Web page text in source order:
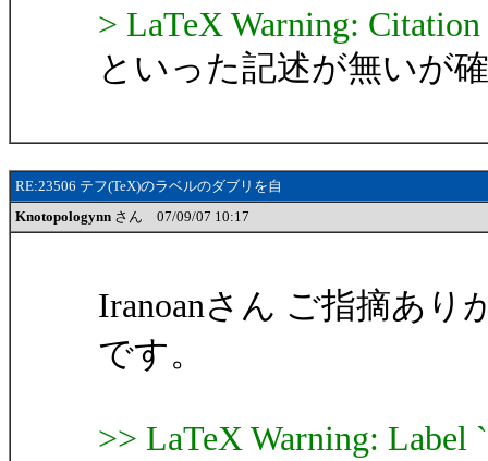
> LaTeX Warning:
といった記述が無いが
RE:23506 テフ(TeX)のラベルのダブリを自
Knotopologynn さん 07/09/07 10:17
Iranoanさん ご指摘あり
です。
>> LaTeX Warning: Label